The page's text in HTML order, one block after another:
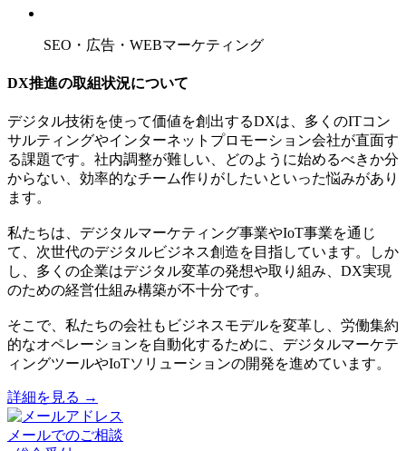
SEO・広告・WEBマーケティング
DX推進の取組状況について
デジタル技術を使って価値を創出するDXは、多くのITコン
サルティングやインターネットプロモーション会社が直面す
る課題です。社内調整が難しい、どのように始めるべきか分
からない、効率的なチーム作りがしたいといった悩みがあり
ます。
私たちは、デジタルマーケティング事業やIoT事業を通じ
て、次世代のデジタルビジネス創造を目指しています。しか
し、多くの企業はデジタル変革の発想や取り組み、DX実現
のための経営仕組み構築が不十分です。
そこで、私たちの会社もビジネスモデルを変革し、労働集約
的なオペレーションを自動化するために、デジタルマーケテ
ィングツールやIoTソリューションの開発を進めています。
詳細を見る →
メールでのご相談